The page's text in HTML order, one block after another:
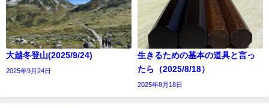
大越冬登山(2025/9/24)
2025年9月24日
生きるための基本の道具と言っ
たら（2025/8/18）
2025年8月18日